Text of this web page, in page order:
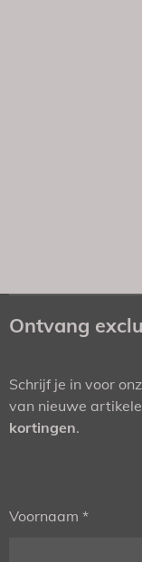
Ontvang
Schrijf je in voor
van nieuwe
kortingen.
Voornaam *